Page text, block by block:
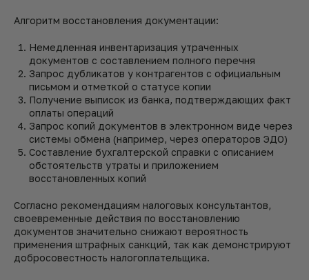
Алгоритм восстановления документации:
Немедленная инвентаризация утраченных
документов с составлением полного перечня
Запрос дубликатов у контрагентов с официальным
письмом и отметкой о статусе копии
Получение выписок из банка, подтверждающих факт
оплаты операций
Запрос копий документов в электронном виде через
системы обмена (например, через операторов ЭДО)
Составление бухгалтерской справки с описанием
обстоятельств утраты и приложением
восстановленных копий
Согласно рекомендациям налоговых консультантов,
своевременные действия по восстановлению
документов значительно снижают вероятность
применения штрафных санкций, так как демонстрируют
добросовестность налогоплательщика.